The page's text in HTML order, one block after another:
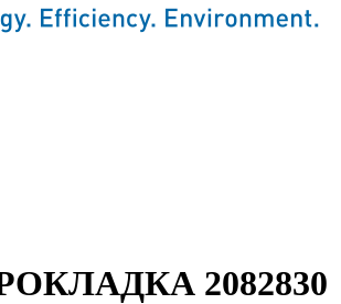
2082830